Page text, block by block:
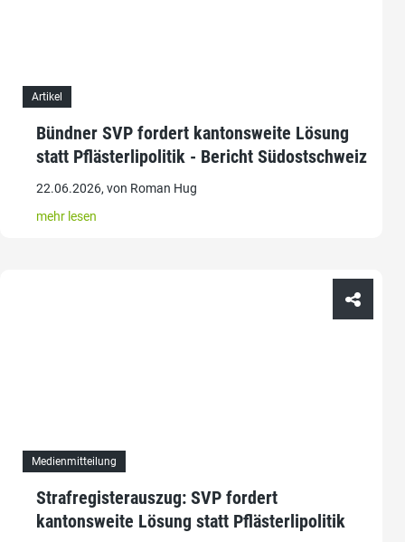
Artikel
Bündner SVP fordert kantonsweite Lösung
statt Pflästerlipolitik - Bericht Südostschweiz
22.06.2026, von Roman Hug
mehr lesen
Medienmitteilung
Strafregisterauszug: SVP fordert
kantonsweite Lösung statt Pflästerlipolitik